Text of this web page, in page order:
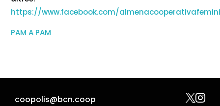
https://www.facebook.com/
PAM A PAM
coopolis@bcn.coop 